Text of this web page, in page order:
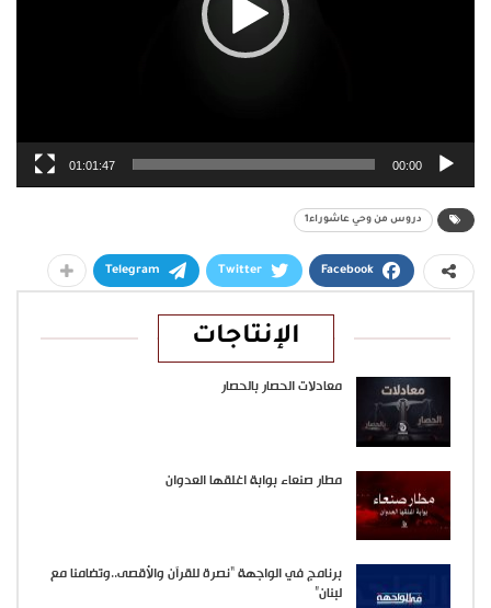
00:00
01:01:47
دروس من وحي عاشوراء1
Facebook
Twitter
Telegram
الإنتاجات
معادلات الحصار بالحصار
مطار صنعاء بوابة اغلقها العدوان
برنامج في الواجهة “نصرة للقرآن والأقصى..وتضامنا مع
لبنان”